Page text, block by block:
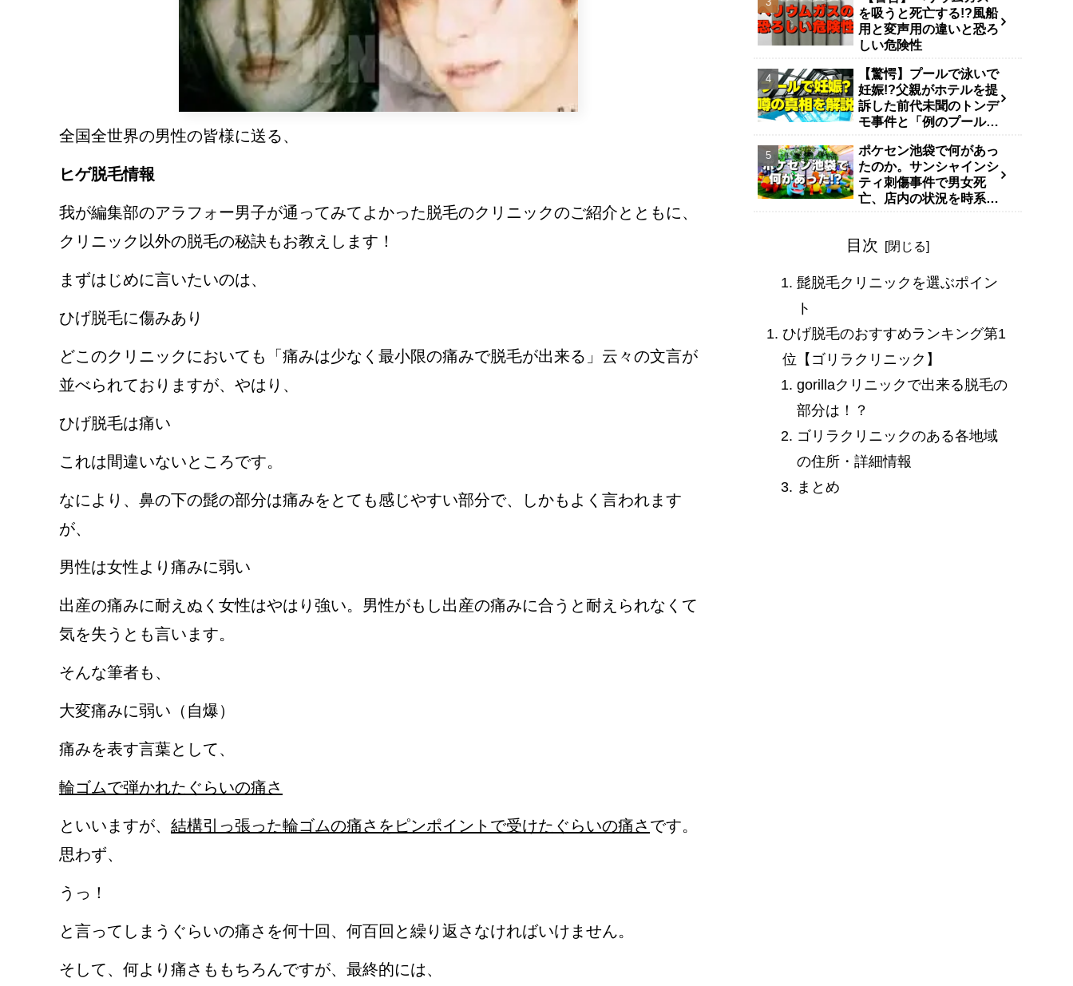
全国全世界の男性の皆様に送る、
ヒゲ脱毛情報
我が編集部のアラフォー男子が通ってみてよかった脱毛のクリニックのご紹介とともに、
クリニック以外の脱毛の秘訣もお教えします！
まずはじめに言いたいのは、
ひげ脱毛に傷みあり
どこのクリニックにおいても「痛みは少なく最小限の痛みで脱毛が出来る」云々の文言が
並べられておりますが、やはり、
ひげ脱毛は痛い
これは間違いないところです。
なにより、鼻の下の髭の部分は痛みをとても感じやすい部分で、しかもよく言われます
が、
男性は女性より痛みに弱い
出産の痛みに耐えぬく女性はやはり強い。男性がもし出産の痛みに合うと耐えられなくて
気を失うとも言います。
そんな筆者も、
大変痛みに弱い（自爆）
痛みを表す言葉として、
輪ゴムで弾かれたぐらいの痛さ
といいますが、 結構引っ張った輪ゴムの痛さをピンポイントで受けたぐらいの痛さ です。
思わず、
うっ！
と言ってしまうぐらいの痛さを何十回、何百回と繰り返さなければいけません。
そして、何より痛さももちろんですが、最終的には、
を吸うと死亡する!?風船
用と変声用の違いと恐ろ
しい危険性
【驚愕】プールで泳いで
妊娠!?父親がホテルを提
訴した前代未聞のトンデ
モ事件と「例のプール」
ポケセン池袋で何があっ
たのか。サンシャインシ
ティ刺傷事件で男女死
亡、店内の状況を時系列
目次
髭脱毛クリニックを選ぶポイン
ト
ひげ脱毛のおすすめランキング第1
位【ゴリラクリニック】
gorillaクリニックで出来る脱毛の
部分は！？
ゴリラクリニックのある各地域
の住所・詳細情報
まとめ